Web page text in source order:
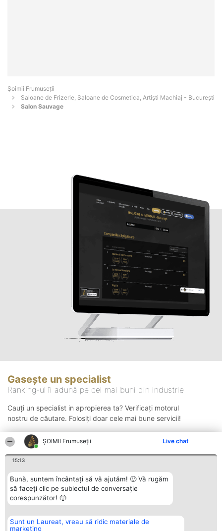
ȘOIMII Frumuseții Live chat
15:13
Bună, suntem încântați să vă ajutăm! 🙂 Vă rugăm
să faceți clic pe subiectul de conversație
corespunzător! 🙂
Sunt un Laureat, vreau să ridic materiale de
marketing
Șoimii Frumuseții
Saloane de Frizerie, Saloane de Cosmetica, Artiști Machiaj - Bucureşti
Salon Sauvage
Gasește un specialist
Ranking-ul îi adună pe cei mai buni din industrie
Cauți un specialist in apropierea ta? Verificați motorul
nostru de căutare. Folosiți doar cele mai bune servicii!
Organizator Ranking
BRIGHT SOLUTIONS BR SRL
Plebiscyt Contact